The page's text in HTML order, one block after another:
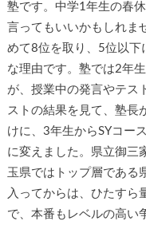
塾です。中学1年生の春
言ってもいいかもしれま
めて8位を取り、5位以下
な理由です。塾では2年
が、授業中の発言やテス
ストの結果を見て、塾長
けに、3年生からSYコー
に変えました。県立御三
玉県ではトップ層である
入ってからは、ひたすら
で、本番もレベルの高い